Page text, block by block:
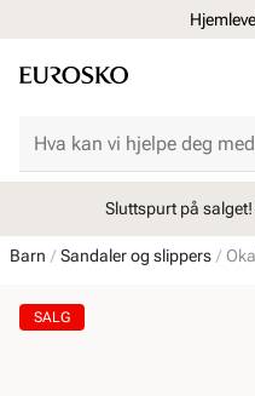
Sluttspurt på
Barn Sandaler og slippers
SALG